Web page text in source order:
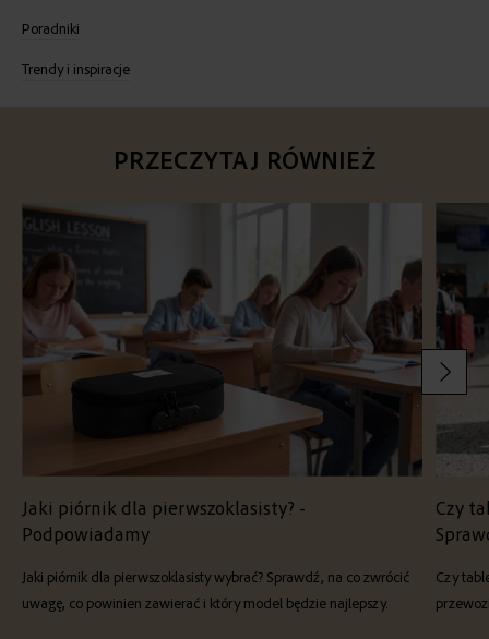
Poradniki
Trendy i inspiracje
PRZECZYTAJ RÓWNIEŻ
Jaki piórnik dla pierwszoklasisty? -
Podpowiadamy
Jaki piórnik dla pierwszoklasisty wybrać? Sprawdź, na co zwrócić
uwagę, co powinien zawierać i który model będzie najlepszy.
Czy
Czy